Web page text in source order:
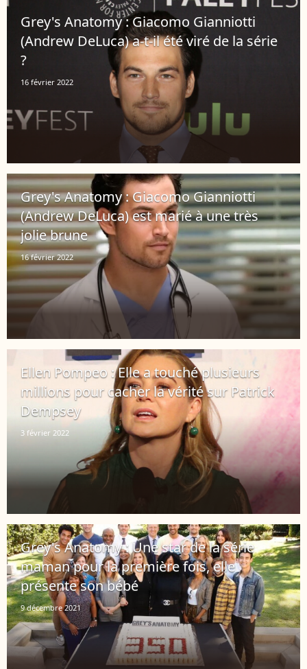
Grey's Anatomy : Giacomo Gianniotti
(Andrew DeLuca) a-t-il été viré de la série
?
16 février 2022
Grey's Anatomy : Giacomo Gianniotti
(Andrew DeLuca) est marié à une très
jolie brune
16 février 2022
Ellen Pompeo : Elle a touché plusieurs
millions pour cacher la vérité sur Patrick
Dempsey
3 février 2022
Grey's Anatomy : Une star de la série
maman pour la première fois, elle
présente son bébé
9 décembre 2021